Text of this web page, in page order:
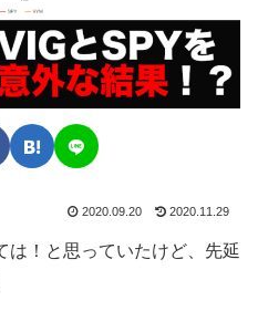
2020.09.20 2020.11.29
は！と思っていたけど、先延